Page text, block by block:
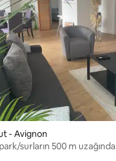
- Avignon
surların 500 m uzağında